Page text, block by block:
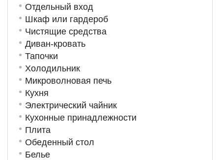
Отдельный вход
Шкаф или гардероб
Чистящие средства
Диван-кровать
Тапочки
Холодильник
Микроволновая печь
Кухня
Электрический чайник
Кухонные принадлежности
Плита
Обеденный стол
Белье